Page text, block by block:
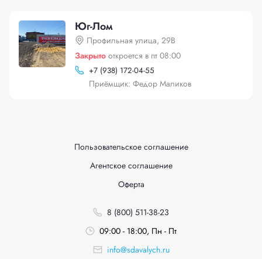
Юг-Лом
Профильная улица, 29В
Закрыто откроется в пт 08:00
+7 (938) 172-04-55
Приёмщик: Федор Маликов
Пользовательское соглашение
Агентское соглашение
Оферта
8 (800) 511-38-23
09:00 - 18:00, Пн - Пт
info@sdavalych.ru